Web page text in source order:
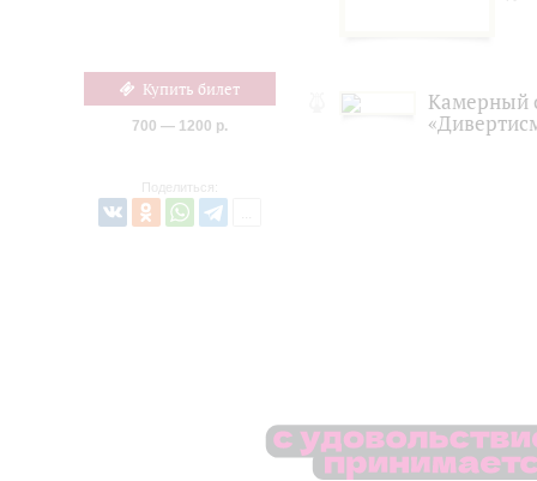
Купить билет
700 — 1200 р.
Поделиться:
Камерный